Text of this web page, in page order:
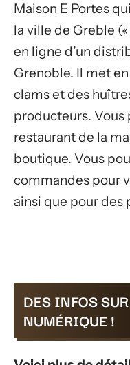
Maison E Portes
la ville de Greble
en ligne d’un
Grenoble. Il met
clams et des
producteurs. Vous
restaurant de la
boutique. Vous
commandes pour
ainsi que pour des
DES INFOS
NUMÉRIQUE !